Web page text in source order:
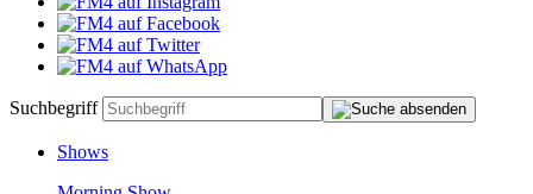
Suchbegriff
Shows